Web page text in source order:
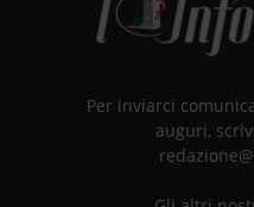
Per inviarci
auguri,